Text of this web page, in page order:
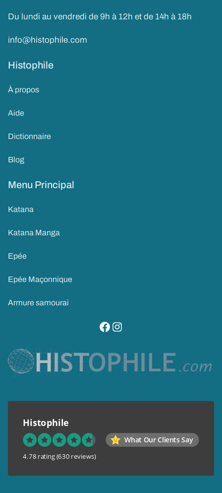
Du lundi au vendredi de 9h à 12h et de 14h à 18h
info@histophile.com
Histophile
À propos
Aide
Dictionnaire
Blog
Menu Principal
Katana
Katana Manga
Epée
Epée Maçonnique
Armure samourai
visitez notre page facebook
suivez notre compte instagram
Histophile
What Our Clients Say
4.78 rating (630 reviews)